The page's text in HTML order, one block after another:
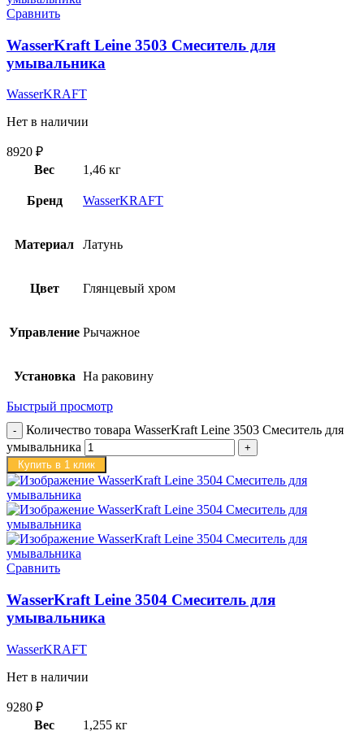
Сравнить
WasserKraft Leine 3503 Смеситель для
умывальника
WasserKRAFT
Нет в наличии
8920 ₽
Вес
1,46 кг
Бренд WasserKRAFT
Материал Латунь
Цвет Глянцевый хром
Управление Рычажное
Установка На раковину
Быстрый просмотр
Количество товара WasserKraft Leine 3503 Смеситель для
умывальника
Купить в 1 клик
Сравнить
WasserKraft Leine 3504 Смеситель для
умывальника
WasserKRAFT
Нет в наличии
9280 ₽
Вес
1,255 кг